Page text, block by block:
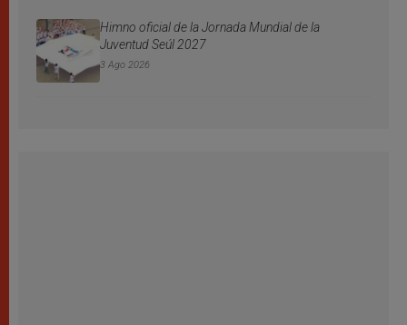
Himno oficial de la Jornada Mundial de la
Juventud Seúl 2027
3 Ago 2026